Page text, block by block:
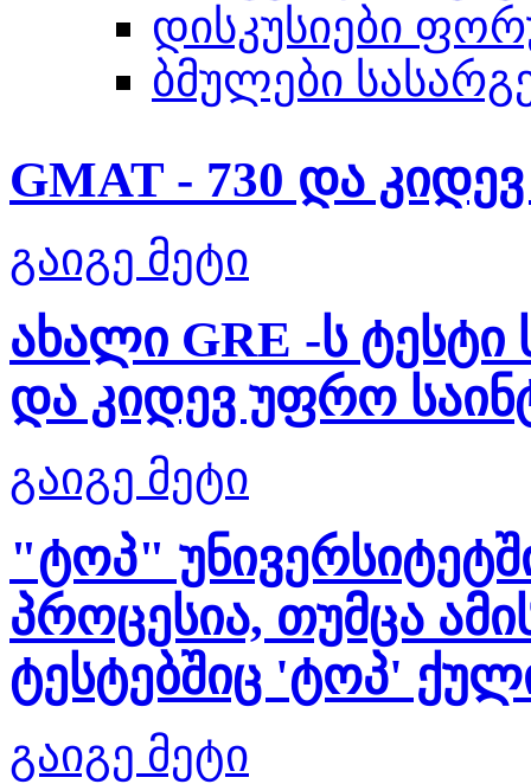
დისკუსიები
ბმულები
GMAT - 730 და
გაიგე მეტი
ახალი GRE -ს
და კიდევ უფრო
გაიგე მეტი
"ტოპ"
პროცესია, თუმცა
ტესტებშიც 'ტოპ'
გაიგე მეტი